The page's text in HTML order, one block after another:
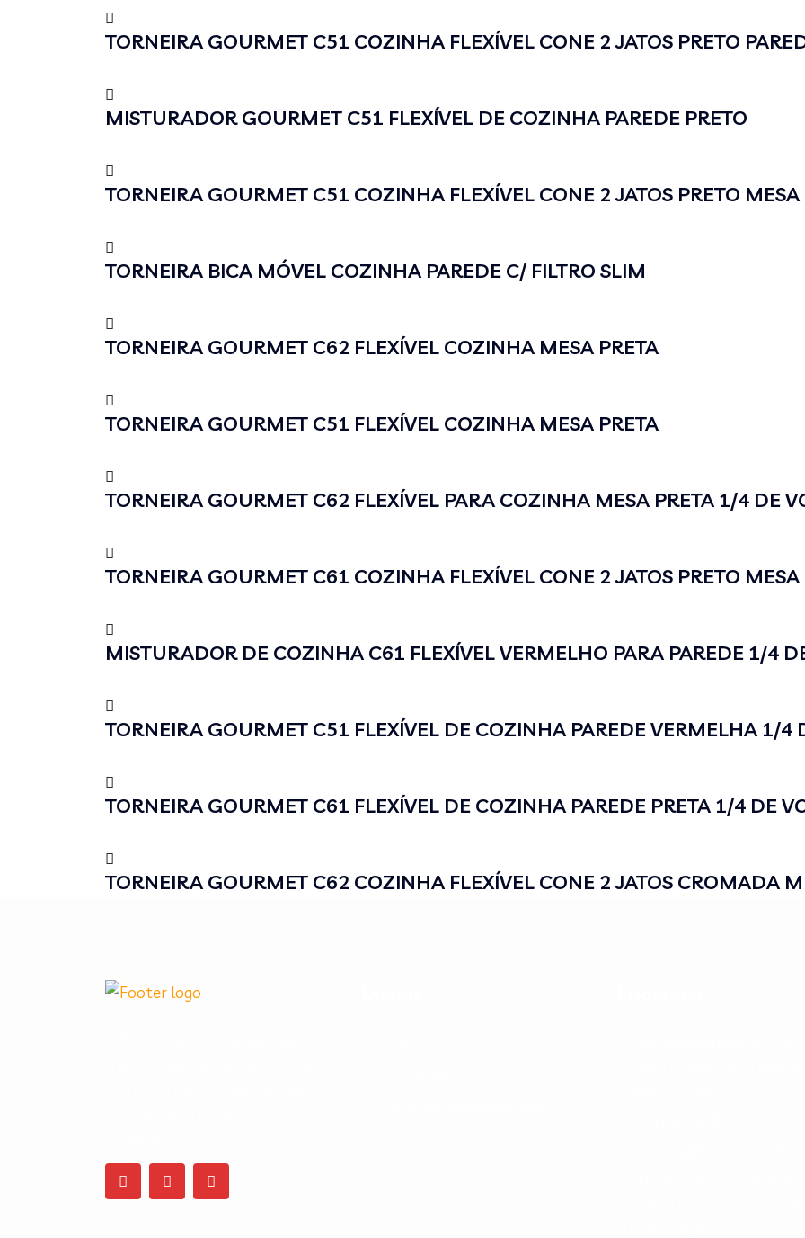
TORNEIRA GOURMET C51 COZINHA FLEXÍVEL CONE 2 JATOS PRETO
MISTURADOR GOURMET C51 FLEXÍVEL DE COZINHA PAREDE PRETO
TORNEIRA GOURMET C51 COZINHA FLEXÍVEL CONE 2 JATOS PRETO MESA
TORNEIRA BICA MÓVEL COZINHA PAREDE C/ FILTRO SLIM
TORNEIRA GOURMET C62 FLEXÍVEL COZINHA MESA PRETA
TORNEIRA GOURMET C51 FLEXÍVEL COZINHA MESA PRETA
TORNEIRA GOURMET C62 FLEXÍVEL PARA COZINHA MESA PRETA 1/4 DE
TORNEIRA GOURMET C61 COZINHA FLEXÍVEL CONE 2 JATOS PRETO MESA
MISTURADOR DE COZINHA C61 FLEXÍVEL VERMELHO PARA PAREDE 1/4
TORNEIRA GOURMET C51 FLEXÍVEL DE COZINHA PAREDE VERMELHA 1/4
TORNEIRA GOURMET C61 FLEXÍVEL DE COZINHA PAREDE PRETA 1/4 DE
TORNEIRA GOURMET C62 COZINHA FLEXÍVEL CONE 2 JATOS CROMADA